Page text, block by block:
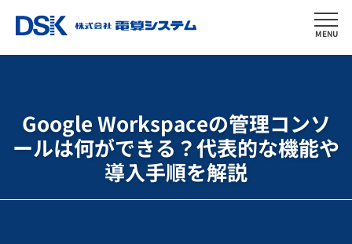
MENU
Google Workspaceの管理コンソ
ールは何ができる？代表的な機能や
導入手順を解説